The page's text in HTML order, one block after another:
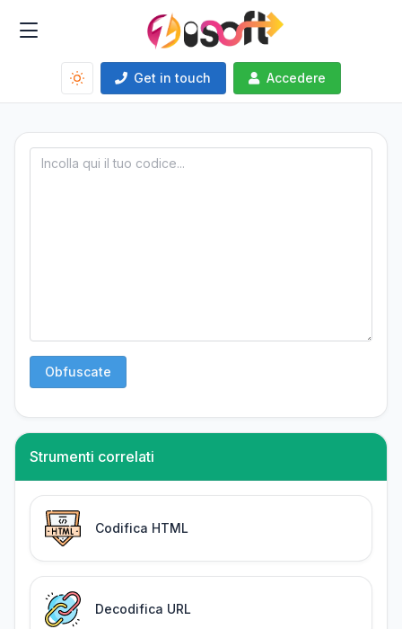
Get in touch Accedere
Obfuscate
Strumenti correlati
Codifica HTML
Decodifica URL